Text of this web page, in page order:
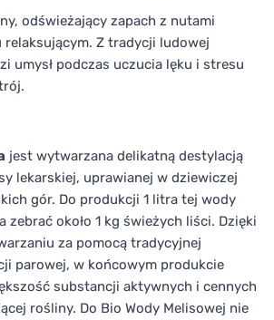
odświeżający zapach z nutami
relaksującym. Z tradycji ludowej
umysł podczas uczucia lęku i stresu
jest wytwarzana delikatną destylacją
lekarskiej, uprawianej w dziewiczej
gór. Do produkcji 1 litra tej wody
zebrać około 1 kg świeżych liści. Dzięki
za pomocą tradycyjnej
parowej, w końcowym produkcie
substancji aktywnych i cennych
rośliny. Do Bio Wody Melisowej nie